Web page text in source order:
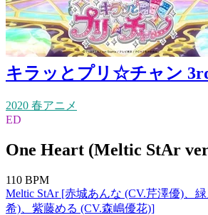
キラッとプリ☆チャン
2020 春アニメ
ED
One Heart (Meltic StAr
110 BPM
Meltic StAr [赤城あんな (CV.芹澤優)、
希)、紫藤める (CV.森嶋優花)]